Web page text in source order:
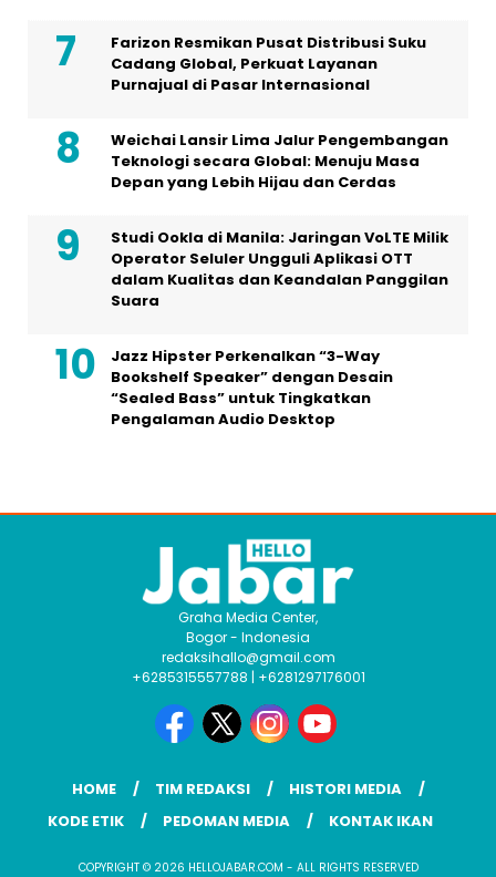
Farizon Resmikan Pusat Distribusi Suku
Cadang Global, Perkuat Layanan
Purnajual di Pasar Internasional
Weichai Lansir Lima Jalur Pengembangan
Teknologi secara Global: Menuju Masa
Depan yang Lebih Hijau dan Cerdas
Studi Ookla di Manila: Jaringan VoLTE Milik
Operator Seluler Ungguli Aplikasi OTT
dalam Kualitas dan Keandalan Panggilan
Suara
Jazz Hipster Perkenalkan “3-Way
Bookshelf Speaker” dengan Desain
“Sealed Bass” untuk Tingkatkan
Pengalaman Audio Desktop
Graha Media Center,
Bogor - Indonesia
redaksihallo@gmail.com
+6285315557788 | +6281297176001
HOME TIM REDAKSI
HISTORI MEDIA
KODE ETIK
PEDOMAN MEDIA KONTAK IKAN
COPYRIGHT © 2026 HELLOJABAR.COM - ALL RIGHTS RESERVED